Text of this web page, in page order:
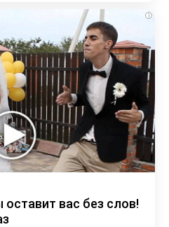
i
вас без слов!